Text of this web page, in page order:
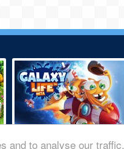
and to analyse our traffic.